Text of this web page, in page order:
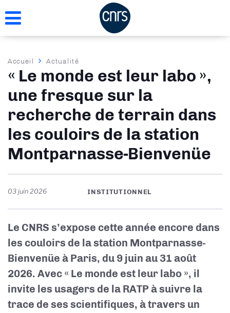
au
Fil
d'Ariane
Accueil Actualité
« Le monde est leur labo »,
une fresque sur la
recherche de terrain dans
les couloirs de la station
Montparnasse-Bienvenüe
03 juin 2026 INSTITUTIONNEL
Le CNRS s’expose cette année encore dans
les couloirs de la station Montparnasse-
Bienvenüe à Paris, du 9 juin au31 août
2026. Avec « Le monde est leur labo », il
invite les usagers de la RATP à suivre la
trace de ses scientifiques, à travers un